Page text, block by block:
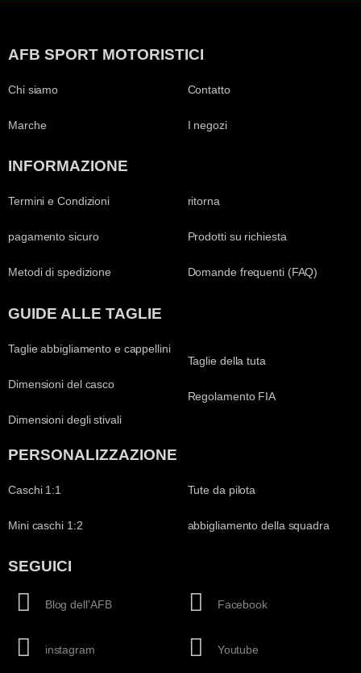
AFB SPORT MOTORISTICI
Chi siamo
Marche
Contatto
I negozi
INFORMAZIONE
Termini e Condizioni
pagamento sicuro
Metodi di spedizione
ritorna
Prodotti su richiesta
Domande frequenti (FAQ)
GUIDE ALLE TAGLIE
Taglie abbigliamento e cappellini
Dimensioni del casco
Dimensioni degli stivali
Taglie della tuta
Regolamento FIA
PERSONALIZZAZIONE
Caschi 1:1
Mini caschi 1:2
Tute da pilota
abbigliamento della squadra
SEGUICI
Blog dell'AFB
instagram
Facebook
Youtube